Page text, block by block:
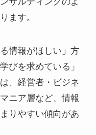
ます。
情報がほしい」方
びを求めている」
、経営者・ビジネ
ニア層など、情報
りやすい傾向があ